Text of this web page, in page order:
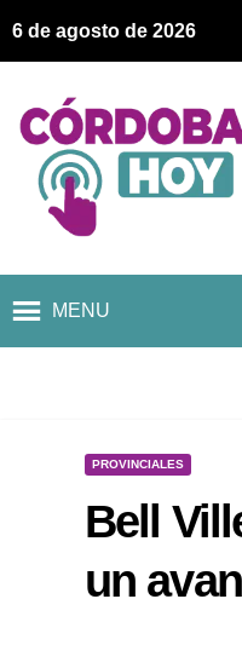
6 de agosto de 2026
MENU
PROVINCIALES
Bell
un